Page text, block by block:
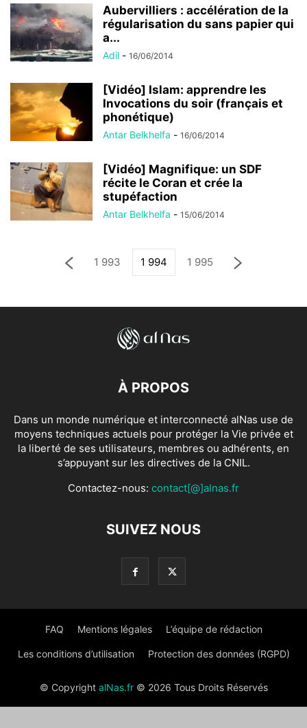
Aubervilliers : accélération de la
régularisation du sans papier qui
a...
Adil - 16/06/2014
[Vidéo] Islam: apprendre les
Invocations du soir (français et
phonétique)
Antar Belkhelfa - 16/06/2014
[Vidéo] Magnifique: un SDF
récite le Coran et crée la
stupéfaction
Antar Belkhelfa - 15/06/2014
1 993 1 994 1 995
À PROPOS
Dans un monde numérique et interconnecté alNas use de
moyens techniques actuels pour protéger la Vie privée et
la liberté de ses utilisateurs, membres ou adhérents, en
s’appuyant sur les directives de la CNIL.
Contactez-nous: contact[@]alnas.fr
SUIVEZ NOUS
FAQ Mentions légales L’équipe de rédaction
Les conditions d’utilisation Protection des données (RGPD)
© Copyright alNas.fr© 2026 Tous Droits Réservés